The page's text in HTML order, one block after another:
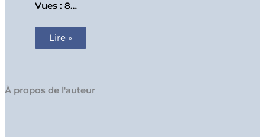
Vues : 8…
Lire »
À propos de l'auteur